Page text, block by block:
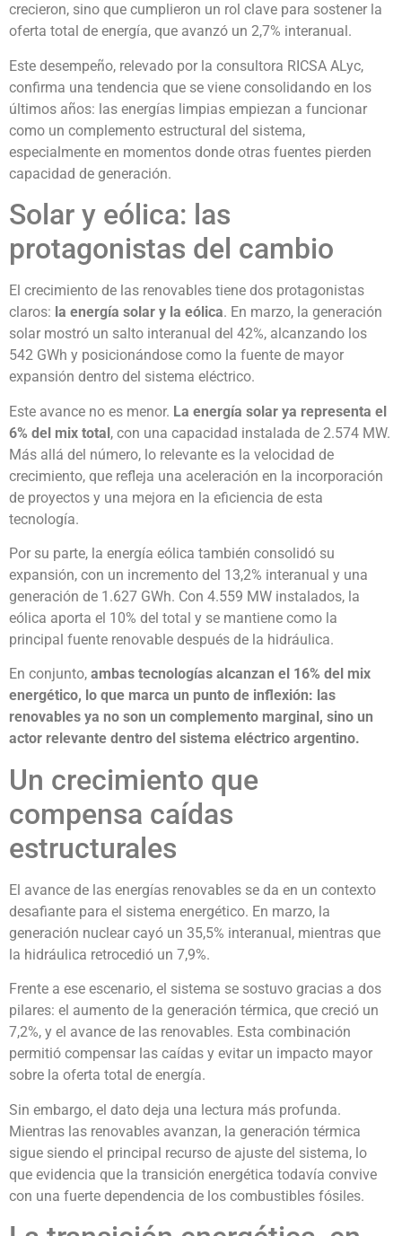
crecieron, sino que cumplieron un rol clave para sostener la
oferta total de energía, que avanzó un 2,7% interanual.
Este desempeño, relevado por la consultora RICSA ALyc,
confirma una tendencia que se viene consolidando en los
últimos años: las energías limpias empiezan a funcionar
como un complemento estructural del sistema,
especialmente en momentos donde otras fuentes pierden
capacidad de generación.
Solar y eólica: las
protagonistas del cambio
El crecimiento de las renovables tiene dos protagonistas
claros: la energía solar y la eólica. En marzo, la generación
solar mostró un salto interanual del 42%, alcanzando los
542 GWh y posicionándose como la fuente de mayor
expansión dentro del sistema eléctrico.
Este avance no es menor. La energía solar ya representa el
6% del mix total, con una capacidad instalada de 2.574 MW.
Más allá del número, lo relevante es la velocidad de
crecimiento, que refleja una aceleración en la incorporación
de proyectos y una mejora en la eficiencia de esta
tecnología.
Por su parte, la energía eólica también consolidó su
expansión, con un incremento del 13,2% interanual y una
generación de 1.627 GWh. Con 4.559 MW instalados, la
eólica aporta el 10% del total y se mantiene como la
principal fuente renovable después de la hidráulica.
En conjunto, ambas tecnologías alcanzan el 16% del mix
energético, lo que marca un punto de inflexión: las
renovables ya no son un complemento marginal, sino un
actor relevante dentro del sistema eléctrico argentino.
Un crecimiento que
compensa caídas
estructurales
El avance de las energías renovables se da en un contexto
desafiante para el sistema energético. En marzo, la
generación nuclear cayó un 35,5% interanual, mientras que
la hidráulica retrocedió un 7,9%.
Frente a ese escenario, el sistema se sostuvo gracias a dos
pilares: el aumento de la generación térmica, que creció un
7,2%, y el avance de las renovables. Esta combinación
permitió compensar las caídas y evitar un impacto mayor
sobre la oferta total de energía.
Sin embargo, el dato deja una lectura más profunda.
Mientras las renovables avanzan, la generación térmica
sigue siendo el principal recurso de ajuste del sistema, lo
que evidencia que la transición energética todavía convive
con una fuerte dependencia de los combustibles fósiles.